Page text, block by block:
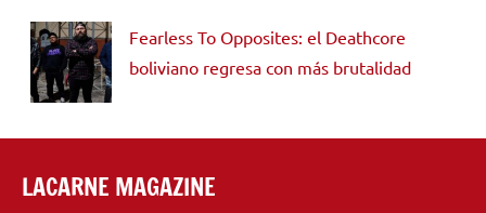
Fearless To Opposites: el Deathcore
boliviano regresa con más brutalidad
LACARNE MAGAZINE